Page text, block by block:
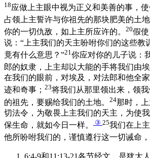
18应做上主眼中视为正义和美善的事，
占领上主誓许与你祖先的那块肥美的土地
你的一切仇敌，如上主所应许的。 20假
说：“上主我们的天主吩咐你们的这些教
竟有什么意思？”21 你应对你的儿子说：
郎的奴隶，上主却以大能的手将我们由埃
在我们的眼前，对埃及，对法郎和他全
迹和奇事； 23将我们从那里领出来，领
的祖先，要赐给我们的土地。 24那时，
切法令，为敬畏上主我们的天主，为使
保生命，就如今日一样。
③ 25我们在上
他所吩咐我们的，谨慎遵行这一切诫命，
6:4-9和11:13-21各节经文，是犹太